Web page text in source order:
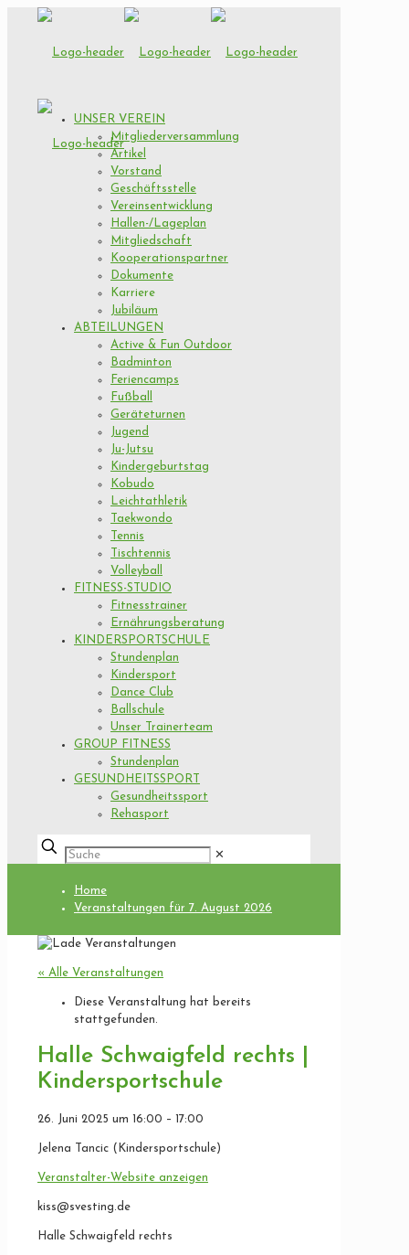
UNSER VEREIN
Mitgliederversammlung
Artikel
Vorstand
Geschäftsstelle
Vereinsentwicklung
Hallen-/Lageplan
Mitgliedschaft
Kooperationspartner
Dokumente
Karriere
Jubiläum
ABTEILUNGEN
Active & Fun Outdoor
Badminton
Feriencamps
Fußball
Geräteturnen
Jugend
Ju-Jutsu
Kindergeburtstag
Kobudo
Leichtathletik
Taekwondo
Tennis
Tischtennis
Volleyball
FITNESS-STUDIO
Fitnesstrainer
Ernährungsberatung
KINDERSPORTSCHULE
Stundenplan
Kindersport
Dance Club
Ballschule
Unser Trainerteam
GROUP FITNESS
Stundenplan
GESUNDHEITSSPORT
Gesundheitssport
Rehasport
✕
Home
Veranstaltungen für 7. August 2026
« Alle Veranstaltungen
Diese Veranstaltung hat bereits
stattgefunden.
Halle Schwaigfeld rechts |
Kindersportschule
26. Juni 2025 um 16:00 – 17:00
Jelena Tancic (Kindersportschule)
Veranstalter-Website anzeigen
kiss@svesting.de
Halle Schwaigfeld rechts